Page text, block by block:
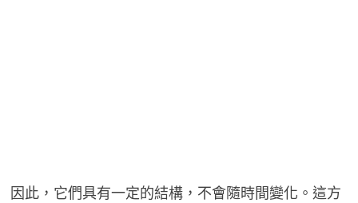
因此，它們具有一定的結構，不會隨時間變化。這方